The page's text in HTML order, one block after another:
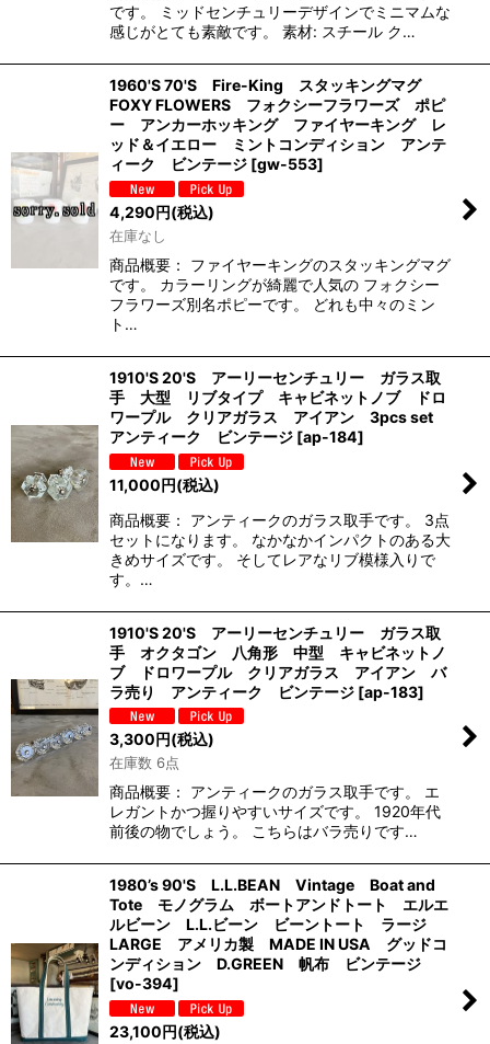
です。 ミッドセンチュリーデザインでミニマムな
感じがとても素敵です。 素材: スチール ク…
1960'S 70'S Fire-King スタッキングマグ
FOXY FLOWERS フォクシーフラワーズ ポピ
ー アンカーホッキング ファイヤーキング レ
ッド＆イエロー ミントコンディション アンテ
ィーク ビンテージ [gw-553]
4,290円(税込)
在庫なし
商品概要： ファイヤーキングのスタッキングマグ
です。 カラーリングが綺麗で人気の フォクシー
フラワーズ別名ポピーです。 どれも中々のミン
ト…
1910'S 20'S アーリーセンチュリー ガラス取
手 大型 リブタイプ キャビネットノブ ドロ
ワープル クリアガラス アイアン 3pcs set
アンティーク ビンテージ [ap-184]
11,000円(税込)
商品概要： アンティークのガラス取手です。 3点
セットになります。 なかなかインパクトのある大
きめサイズです。 そしてレアなリブ模様入りで
す。…
1910'S 20'S アーリーセンチュリー ガラス取
手 オクタゴン 八角形 中型 キャビネットノ
ブ ドロワープル クリアガラス アイアン バ
ラ売り アンティーク ビンテージ [ap-183]
3,300円(税込)
在庫数 6点
商品概要： アンティークのガラス取手です。 エ
レガントかつ握りやすいサイズです。 1920年代
前後の物でしょう。 こちらはバラ売りです…
1980’s 90'S L.L.BEAN Vintage Boat and
Tote モノグラム ボートアンドトート エルエ
ルビーン L.L.ビーン ビーントート ラージ
LARGE アメリカ製 MADE IN USA グッドコ
ンディション D.GREEN 帆布 ビンテージ
[vo-394]
23,100円(税込)